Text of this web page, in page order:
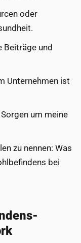
oder
Beiträge und
Unternehmen ist
um meine
zu nennen: Was
bei